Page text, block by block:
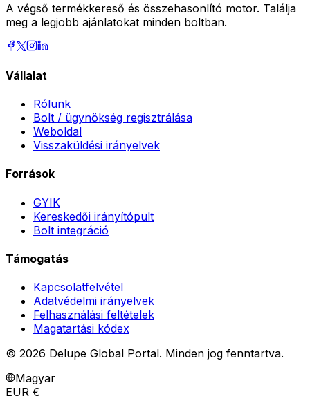
A végső termékkereső és összehasonlító motor. Találja
meg a legjobb ajánlatokat minden boltban.
Vállalat
Rólunk
Bolt / ügynökség regisztrálása
Weboldal
Visszaküldési irányelvek
Források
GYIK
Kereskedői irányítópult
Bolt integráció
Támogatás
Kapcsolatfelvétel
Adatvédelmi irányelvek
Felhasználási feltételek
Magatartási kódex
© 2026 Delupe Global Portal. Minden jog fenntartva.
Magyar
EUR €